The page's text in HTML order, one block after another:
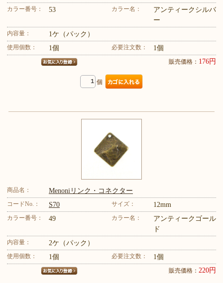
カラー番号： 53 カラー名：
アンティークシルバ
ー
内容量： 1ケ（パック）
使用個数： 1個 必要注文数： 1個
販売価格： 176円
個
商品名： Menoniリンク・コネクター
コードNo.： S70 サイズ： 12mm
カラー番号： 49 カラー名：
アンティークゴール
ド
内容量： 2ケ（パック）
使用個数： 1個 必要注文数： 1個
販売価格： 220円